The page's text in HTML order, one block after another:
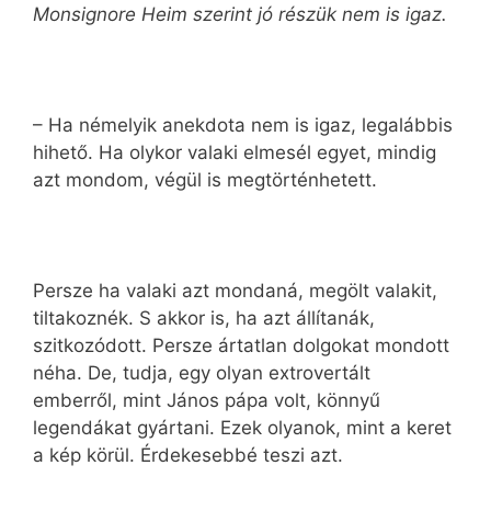
Monsignore Heim szerint jó részük nem is igaz.
– Ha némelyik anekdota nem is igaz, legalábbis
hihető. Ha olykor valaki elmesél egyet, mindig
azt mondom, végül is megtörténhetett.
Persze ha valaki azt mondaná, megölt valakit,
tiltakoznék. S akkor is, ha azt állítanák,
szitkozódott. Persze ártatlan dolgokat mondott
néha. De, tudja, egy olyan extrovertált
emberről, mint János pápa volt, könnyű
legendákat gyártani. Ezek olyanok, mint a keret
a kép körül. Érdekesebbé teszi azt.